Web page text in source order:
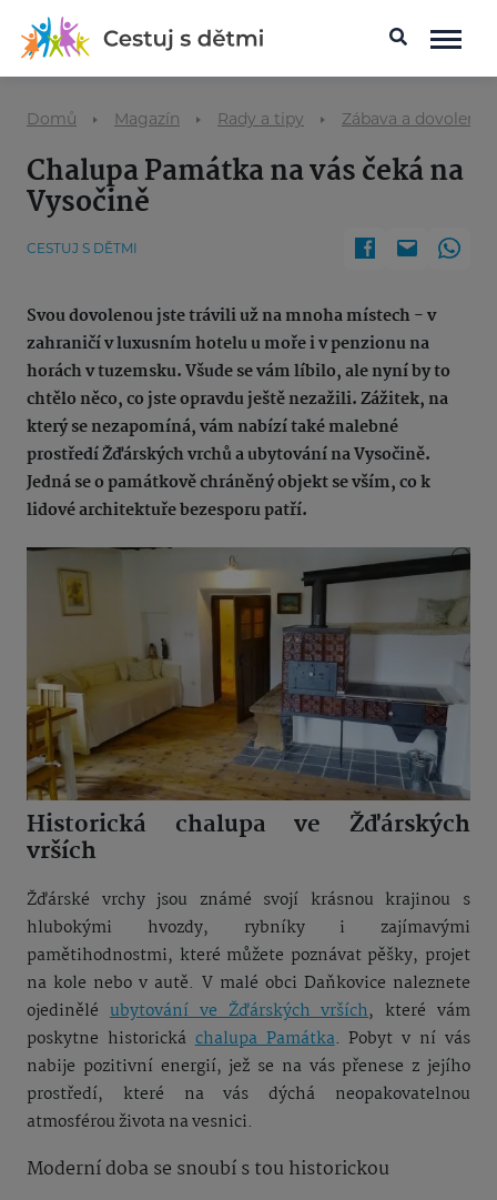
Domů Magazín Rady a tipy Zábava a dovolená
Chalupa Památka na vás čeká na
Vysočině
CESTUJ S DĚTMI
Svou dovolenou jste trávili už na mnoha místech - v
zahraničí v luxusním hotelu u moře i v penzionu na
horách v tuzemsku. Všude se vám líbilo, ale nyní by to
chtělo něco, co jste opravdu ještě nezažili. Zážitek, na
který se nezapomíná, vám nabízí také malebné
prostředí Žďárských vrchů a ubytování na Vysočině.
Jedná se o památkově chráněný objekt se vším, co k
lidové architektuře bezesporu patří.
Historická chalupa ve Žďárských
vrších
Žďárské vrchy jsou známé svojí krásnou krajinou s
hlubokými hvozdy, rybníky i zajímavými
pamětihodnostmi, které můžete poznávat pěšky, projet
na kole nebo v autě. V malé obci Daňkovice naleznete
ojedinělé ubytování ve Žďárských vrších, které vám
poskytne historickáchalupa Památka. Pobyt v ní vás
nabije pozitivní energií, jež se na vás přenese z jejího
prostředí, které na vás dýchá neopakovatelnou
atmosférou života na vesnici.
Moderní doba se snoubí s tou historickou